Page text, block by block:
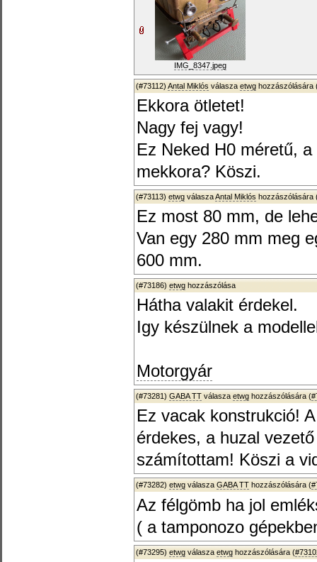
IMG_8347.jpeg
(#73112) Antal Miklós válasza etwg hozzászólására
Ekkora ötletet!
Nagy fej vagy!
Ez Neked H0 méretű,
mekkora? Köszi.
(#73113) etwg válaszaAntal Miklós hozzászólására
Ez most 80 mm, de
Van egy 280 mm meg
600 mm.
(#73186) etwg hozzászólása
Hátha valakit érdekel.
Igy készülnek a
Motorgyár
(#73281) GABA TT válasza etwg hozzászólására (
Ez vacak konstrukció!
érdekes, a huzal
számítottam! Köszi a
(#73282) etwg válasza GABA TT hozzászólására (
Az félgömb ha jol
( a tamponozo
(#73295) etwg válasza etwg hozzászólására (